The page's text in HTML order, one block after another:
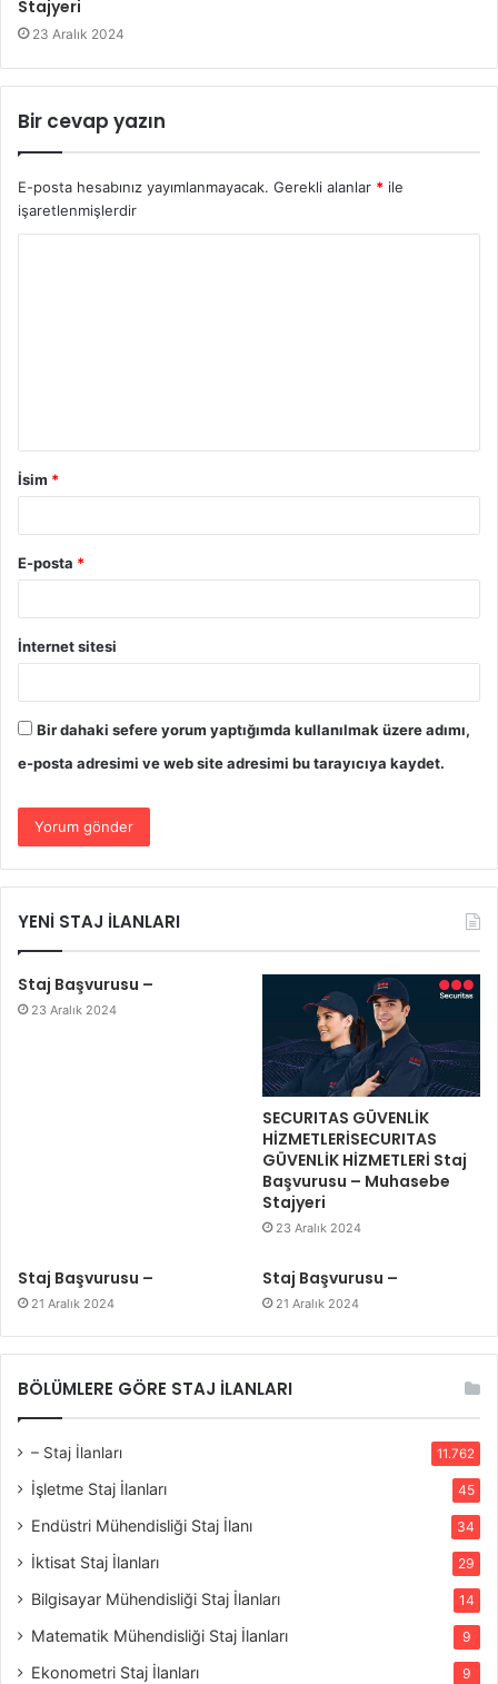
Stajyeri
23 Aralık 2024
Bir cevap yazın
E-posta hesabınız yayımlanmayacak. Gerekli alanlar * ile
işaretlenmişlerdir
İsim *
E-posta *
İnternet sitesi
Bir dahaki sefere yorum yaptığımda kullanılmak üzere adımı,
e-posta adresimi ve web site adresimi bu tarayıcıya kaydet.
YENİ STAJ İLANLARI
Staj Başvurusu –
23 Aralık 2024
SECURITAS GÜVENLİK
HİZMETLERİSECURITAS
GÜVENLİK HİZMETLERİ Staj
Başvurusu – Muhasebe
Stajyeri
23 Aralık 2024
Staj Başvurusu –
21 Aralık 2024
Staj Başvurusu –
21 Aralık 2024
BÖLÜMLERE GÖRE STAJ İLANLARI
– Staj İlanları 11.762
İşletme Staj İlanları 45
Endüstri Mühendisliği Staj İlanı 34
İktisat Staj İlanları 29
Bilgisayar Mühendisliği Staj İlanları 14
Matematik Mühendisliği Staj İlanları 9
Ekonometri Staj İlanları 9